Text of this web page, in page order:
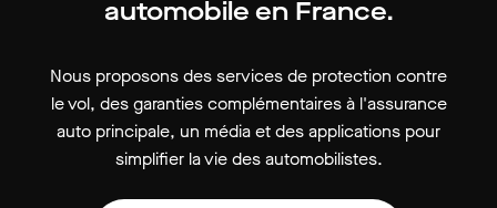
automobile en France.
Nous proposons des services de protection contre
le vol, des garanties complémentaires à l'assurance
auto principale, un média et des applications pour
simplifier la vie des automobilistes.